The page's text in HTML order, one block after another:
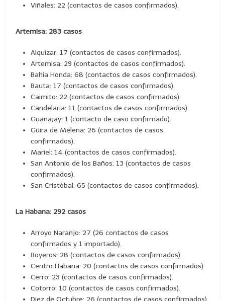
Viñales: 22 (contactos de casos confirmados).
Artemisa: 283 casos
Alquízar: 17 (contactos de casos confirmados).
Artemisa: 29 (contactos de casos confirmados).
Bahía Honda: 68 (contactos de casos confirmados).
Bauta: 17 (contactos de casos confirmados).
Caimito: 22 (contactos de casos confirmados).
Candelaria: 11 (contactos de casos confirmados).
Guanajay: 1 (contacto de caso confirmado).
Güira de Melena: 26 (contactos de casos
confirmados).
Mariel: 14 (contactos de casos confirmados).
San Antonio de los Baños: 13 (contactos de casos
confirmados).
San Cristóbal: 65 (contactos de casos confirmados).
La Habana: 292 casos
Arroyo Naranjo: 27 (26 contactos de casos
confirmados y 1 importado).
Boyeros: 28 (contactos de casos confirmados).
Centro Habana: 20 (contactos de casos confirmados).
Cerro: 23 (contactos de casos confirmados).
Cotorro: 10 (contactos de casos confirmados).
Diez de Octubre: 26 (contactos de casos confirmados).